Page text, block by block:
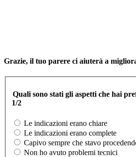
Grazie, il tuo parere ci aiuterà a
Quali sono stati gli aspetti che hai
1/2
Le indicazioni erano chiare
Le indicazioni erano complete
Capivo sempre che stavo
Non ho avuto problemi tecnici